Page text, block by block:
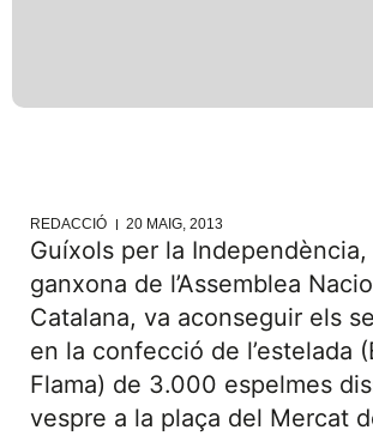
REDACCIÓ 20 MAIG, 2013
Guíxols per la
ganxona de l’Assemblea
Catalana, va aconseguir els
en la confecció de l’estelada
Flama) de 3.000 espelmes
vespre a la plaça del Mercat